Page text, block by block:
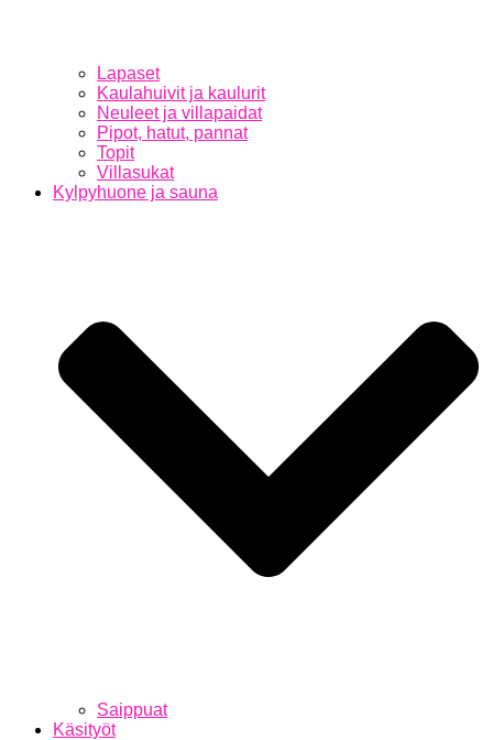
Lapaset
Kaulahuivit ja kaulurit
Neuleet ja villapaidat
Pipot, hatut, pannat
Topit
Villasukat
Kylpyhuone ja sauna
Saippuat
Käsityöt